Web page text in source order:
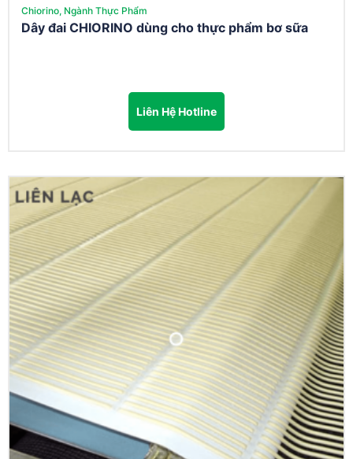
Chiorino, Ngành Thực Phẩm
Dây đai CHIORINO dùng cho thực phẩm bơ sữa
Liên Hệ Hotline